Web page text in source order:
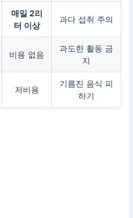
매일 2리
터 이상
과다 섭취 주의
비용 없음
과도한 활동 금
지
저비용
기름진 음식 피
하기